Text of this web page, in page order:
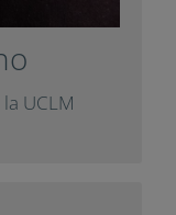
UCLM